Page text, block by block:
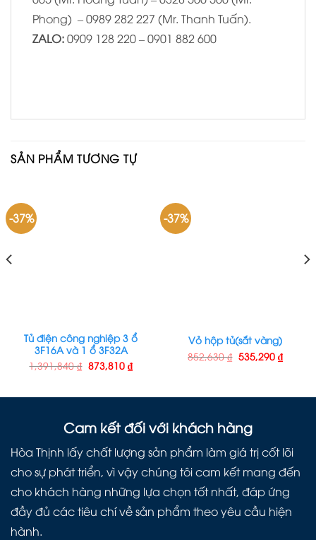
Phong) – 0989 282 227 (Mr. Thanh Tuấn).
ZALO:0909 128 220 – 0901 882 600
SẢN PHẨM TƯƠNG TỰ
-37%
Tủ điện công nghiệp 3 ổ
3F16A và 1 ổ 3F32A
1,391,840₫ 873,810 ₫
-37%
Vỏ hộp tủ(sắt vàng)
852,630₫ 535,290 ₫
Cam kết đối với khách hàng
Hòa Thịnh lấy chất lượng sản phẩm làm giá trị cốt lõi
cho sự phát triển, vì vậy chúng tôi cam kết mang đến
cho khách hàng những lựa chọn tốt nhất, đáp ứng
đầy đủ các tiêu chí về sản phẩm theo yêu cầu hiện
hành.